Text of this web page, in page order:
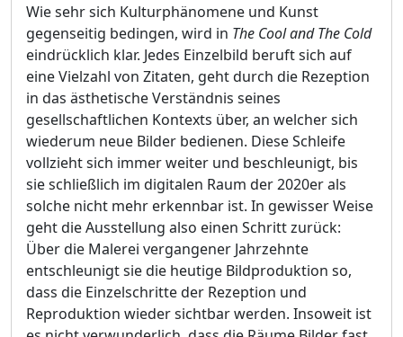
Wie sehr sich Kulturphänomene und Kunst
gegenseitig bedingen, wird in The Cool and The Cold
eindrücklich klar. Jedes Einzelbild beruft sich auf
eine Vielzahl von Zitaten, geht durch die Rezeption
in das ästhetische Verständnis seines
gesellschaftlichen Kontexts über, an welcher sich
wiederum neue Bilder bedienen. Diese Schleife
vollzieht sich immer weiter und beschleunigt, bis
sie schließlich im digitalen Raum der 2020er als
solche nicht mehr erkennbar ist. In gewisser Weise
geht die Ausstellung also einen Schritt zurück:
Über die Malerei vergangener Jahrzehnte
entschleunigt sie die heutige Bildproduktion so,
dass die Einzelschritte der Rezeption und
Reproduktion wieder sichtbar werden. Insoweit ist